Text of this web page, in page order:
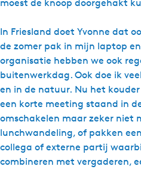
moest de knoop doorgehakt
In Friesland doet Yvonne dat
de zomer pak in mijn laptop
organisatie hebben we ook
buitenwerkdag. Ook doe ik
en in de natuur. Nu het
een korte meeting staand in
omschakelen maar zeker niet
lunchwandeling, of pakken
collega of externe partij
combineren met vergaderen,